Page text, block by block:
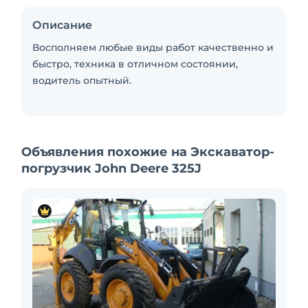
Описание
Восполняем любые виды работ качественно и
быстро, техника в отличном состоянии,
водитель опытный.
Объявления похожие на Экскаватор-
погрузчик John Deere 325J